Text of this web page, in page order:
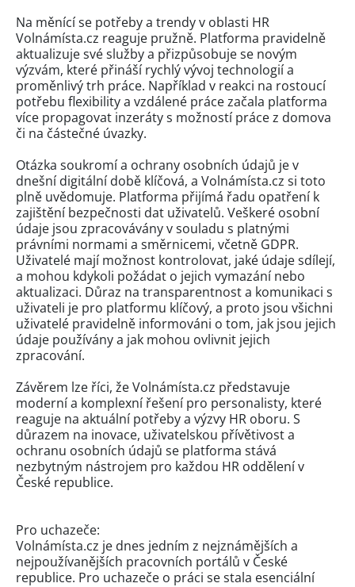
Na měnící se potřeby a trendy v oblasti HR
Volnámísta.cz reaguje pružně. Platforma pravidelně
aktualizuje své služby a přizpůsobuje se novým
výzvám, které přináší rychlý vývoj technologií a
proměnlivý trh práce. Například v reakci na rostoucí
potřebu flexibility a vzdálené práce začala platforma
více propagovat inzeráty s možností práce z domova
či na částečné úvazky.
Otázka soukromí a ochrany osobních údajů je v
dnešní digitální době klíčová, a Volnámísta.cz si toto
plně uvědomuje. Platforma přijímá řadu opatření k
zajištění bezpečnosti dat uživatelů. Veškeré osobní
údaje jsou zpracovávány v souladu s platnými
právními normami a směrnicemi, včetně GDPR.
Uživatelé mají možnost kontrolovat, jaké údaje sdílejí,
a mohou kdykoli požádat o jejich vymazání nebo
aktualizaci. Důraz na transparentnost a komunikaci s
uživateli je pro platformu klíčový, a proto jsou všichni
uživatelé pravidelně informováni o tom, jak jsou jejich
údaje používány a jak mohou ovlivnit jejich
zpracování.
Závěrem lze říci, že Volnámísta.cz představuje
moderní a komplexní řešení pro personalisty, které
reaguje na aktuální potřeby a výzvy HR oboru. S
důrazem na inovace, uživatelskou přívětivost a
ochranu osobních údajů se platforma stává
nezbytným nástrojem pro každou HR oddělení v
České republice.
Pro uchazeče:
Volnámísta.cz je dnes jedním z nejznámějších a
nejpoužívanějších pracovních portálů v České
republice. Pro uchazeče o práci se stala esenciální